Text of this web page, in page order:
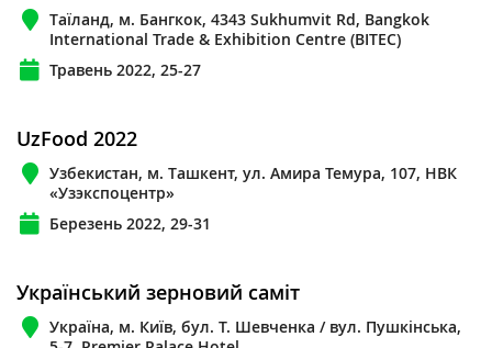
Таїланд, м. Бангкок, 4343 Sukhumvit Rd, Bangkok
International Trade & Exhibition Centre (BITEC)
Травень 2022, 25-27
UzFood 2022
Узбекистан, м. Ташкент, ул. Амира Темура, 107, НВК
«Узэкспоцентр»
Березень 2022, 29-31
Український зерновий саміт
Україна, м. Київ, бул. Т. Шевченка / вул. Пушкінська,